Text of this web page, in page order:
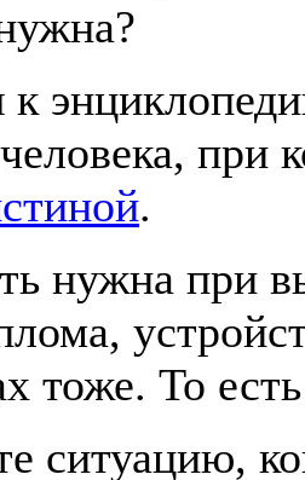
к
человека, при
.
нужна при
тоже. То
ситуацию,